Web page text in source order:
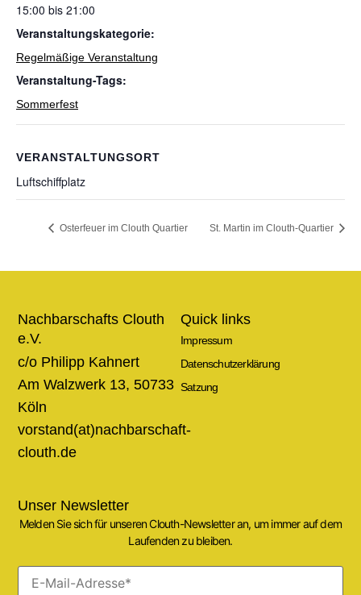
15:00 bis 21:00
Veranstaltungskategorie:
Regelmäßige Veranstaltung
Veranstaltung-Tags:
Sommerfest
VERANSTALTUNGSORT
Luftschiffplatz
Osterfeuer im Clouth Quartier St. Martin im Clouth-Quartier
Quick links
Impressum
Datenschutzerklärung
Satzung
Nachbarschafts Clouth
e.V.
c/o Philipp Kahnert
Am Walzwerk 13, 50733
Köln
vorstand(at)nachbarschaft-
clouth.de
Unser Newsletter
Melden Sie sich für unseren Clouth-Newsletter an, um immer auf dem
Laufenden zu bleiben.